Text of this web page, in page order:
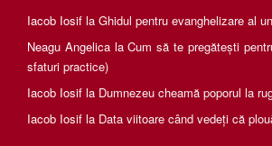
Iacob Iosif la Ghidul pentru evanghelizare al
Neagu AngelicalaCum să te pregătești
sfaturi practice)
Iacob Iosif la Dumnezeu cheamă poporul la
Iacob Iosif la Data viitoare când vedeți că